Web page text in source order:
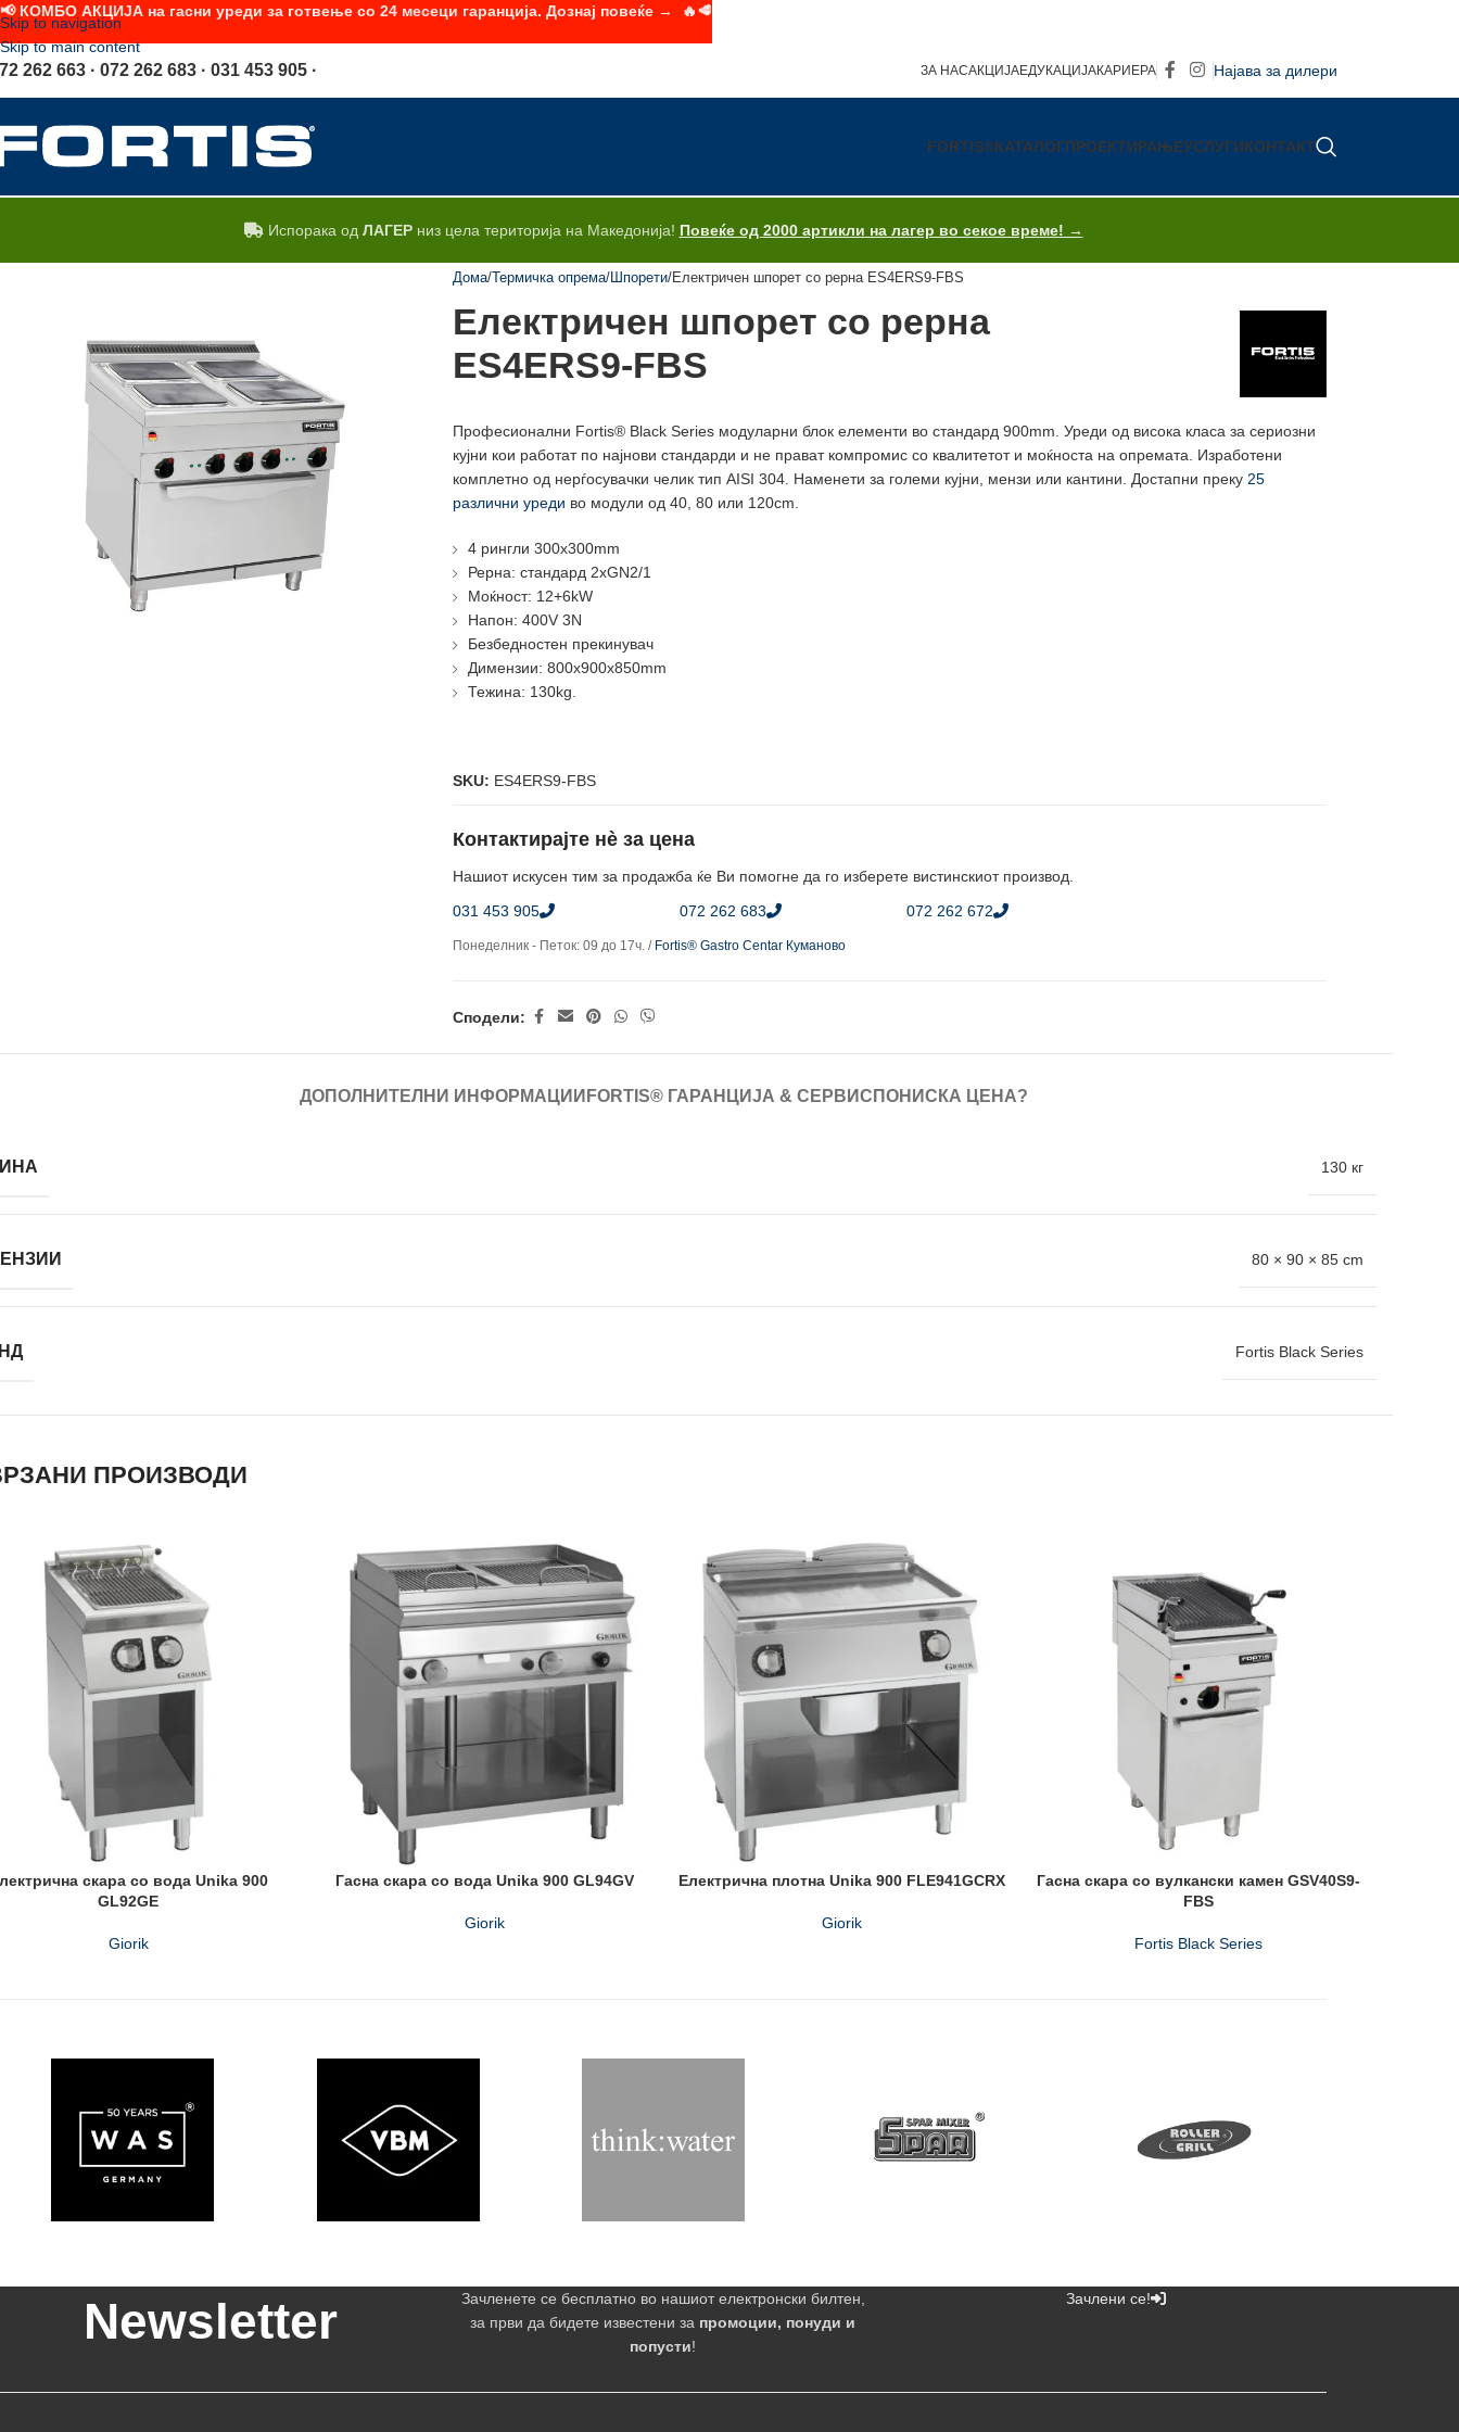
Skip to navigation
Skip to main content
262 663 · 072 262 683 · 031 453 905 · ЗА НАСАКЦИЈАЕДУКАЦИЈАКАРИЕРА Најава за дилери
FORTIS®КАТАЛОГПРОЕКТИРАЊЕУСЛУГИКОНТАКТ
Испорака од ЛАГЕРниз цела територија на Македонија! Повеќе од 2000 артикли на лагер во секое време! →
Дома Термичка опрема Шпорети Електричен шпорет со рерна ES4ERS9-FBS
Електричен шпорет со рерна
ES4ERS9-FBS
Професионални Fortis® Black Series модуларни блок елементи во стандард 900mm. Уреди од висока класа за сериозни
кујни кои работат по најнови стандарди и не прават компромис со квалитетот и моќноста на опремата. Изработени
комплетно од нерѓосувачки челик тип AISI 304. Наменети за големи кујни, мензи или кантини. Достапни преку 25
различни уреди во модули од 40, 80 или 120cm.
4 рингли 300x300mm
Рерна: стандард 2xGN2/1
Моќност: 12+6kW
Напон: 400V 3N
Безбедностен прекинувач
Димензии: 800x900x850mm
Тежина: 130kg.
SKU: ES4ERS9-FBS
Контактирајте нè за цена
Нашиот искусен тим за продажба ќе Ви помогне да го изберете вистинскиот производ.
031 453 905
072 262 683 072 262 672
Понеделник - Петок: 09 до 17ч. / Fortis® Gastro Centar Куманово
Сподели:
ДОПОЛНИТЕЛНИ ИНФОРМАЦИИ FORTIS® ГАРАНЦИЈА & СЕРВИС ПОНИСКА ЦЕНА?
130 кг
80 × 90 × 85 cm
Fortis Black Series
ПРОИЗВОДИ
скара со вода Unika 900
GL92GE
Giorik
Гасна скара со вода Unika 900 GL94GV
Giorik
Електрична плотна Unika 900 FLE941GCRX
Giorik
Гасна скара со вулкански камен GSV40S9-
FBS
Fortis Black Series
Newsletter
Зачленете се бесплатно во нашиот електронски билтен,
за први да бидете известени за промоции, понуди и
попусти!
Зачлени се!
📢 КОМБО АКЦИЈА на гасни уреди за готвење со 24 месеци гаранција. Дознај повеќе → 🔥🥩